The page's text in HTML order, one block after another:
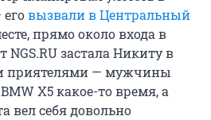
вызвали в Центральный
прямо около входа в
NGS.RU застала Никиту в
приятелями — мужчины
Х5 какое-то время, а
вел себя довольно